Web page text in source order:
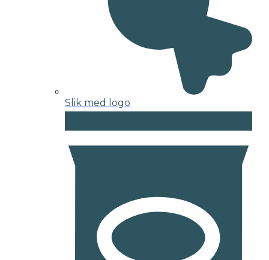
Slik med logo